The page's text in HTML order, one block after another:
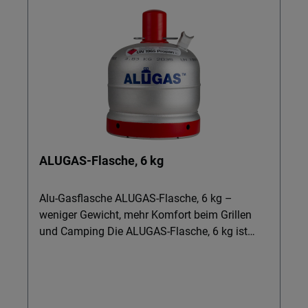
ALUGAS-Flasche, 6 kg
Alu-Gasflasche ALUGAS-Flasche, 6 kg –
weniger Gewicht, mehr Komfort beim Grillen
und Camping Die ALUGAS-Flasche, 6 kg ist